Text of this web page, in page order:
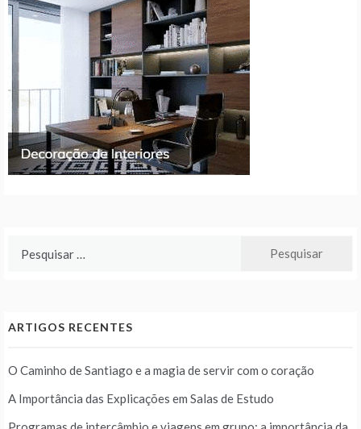
ARTIGOS RECENTES
O Caminho de Santiago e a magia de servir com o coração
A Importância das Explicações em Salas de Estudo